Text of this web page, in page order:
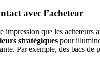
avec l’acheteur
que les
stratégiques pour
Par exemple, des bacs de